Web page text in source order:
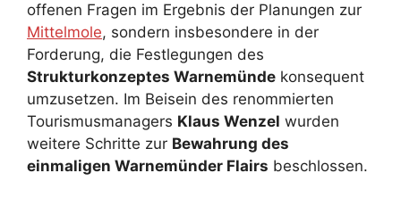
offenen Fragen im Ergebnis der Planungen zur
Mittelmole, sondern insbesondere in der
Forderung, die Festlegungen des
Strukturkonzeptes Warnemünde konsequent
umzusetzen. Im Beisein des renommierten
Tourismusmanagers Klaus Wenzel wurden
weitere Schritte zur Bewahrung des
einmaligen Warnemünder Flairs beschlossen.